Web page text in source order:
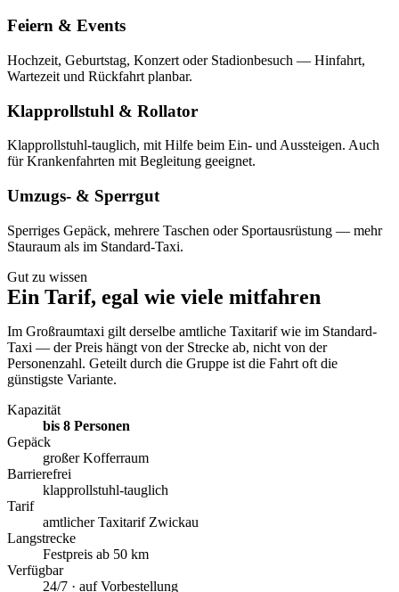
Feiern & Events
Hochzeit, Geburtstag, Konzert oder Stadionbesuch — Hinfahrt,
Wartezeit und Rückfahrt planbar.
Klapprollstuhl & Rollator
Klapprollstuhl-tauglich, mit Hilfe beim Ein- und Aussteigen. Auch
für Krankenfahrten mit Begleitung geeignet.
Umzugs- & Sperrgut
Sperriges Gepäck, mehrere Taschen oder Sportausrüstung — mehr
Stauraum als im Standard-Taxi.
Gut zu wissen
Ein Tarif, egal wie viele mitfahren
Im Großraumtaxi gilt derselbe amtliche Taxitarif wie im Standard-
Taxi — der Preis hängt von der Strecke ab, nicht von der
Personenzahl. Geteilt durch die Gruppe ist die Fahrt oft die
günstigste Variante.
Kapazität
bis 8 Personen
Gepäck
großer Kofferraum
Barrierefrei
klapprollstuhl-tauglich
Tarif
amtlicher Taxitarif Zwickau
Langstrecke
Festpreis ab 50 km
Verfügbar
24/7 · auf Vorbestellung